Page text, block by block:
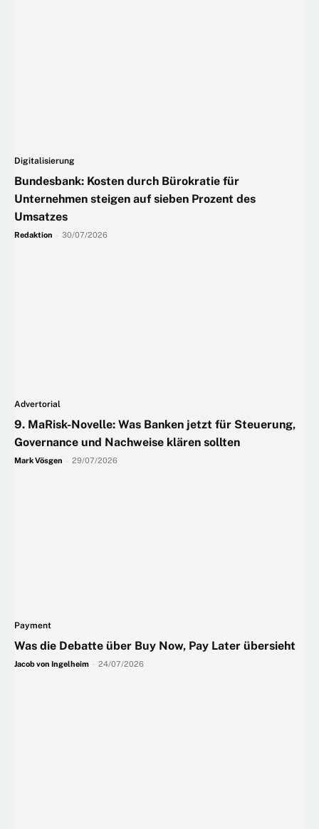
Digitalisierung
Bundesbank: Kosten durch Bürokratie für
Unternehmen steigen auf sieben Prozent des
Umsatzes
Redaktion 30/07/2026
Advertorial
9. MaRisk-Novelle: Was Banken jetzt für Steuerung,
Governance und Nachweise klären sollten
Mark Vösgen 29/07/2026
Payment
Was die Debatte über Buy Now, Pay Later übersieht
Jacob von Ingelheim 24/07/2026